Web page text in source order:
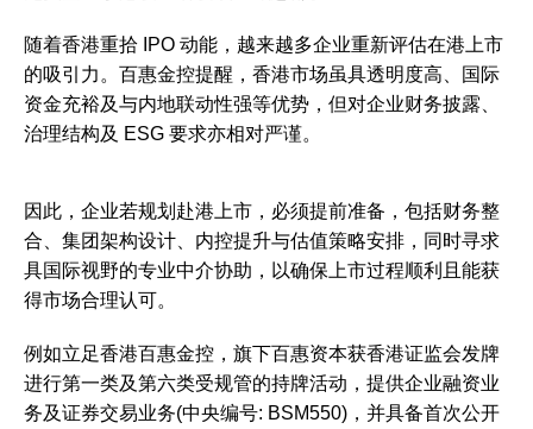
随着香港重拾 IPO 动能，越来越多企业重新评估在港上市
的吸引力。百惠金控提醒，香港市场虽具透明度高、国际
资金充裕及与内地联动性强等优势，但对企业财务披露、
治理结构及 ESG 要求亦相对严谨。
因此，企业若规划赴港上市，必须提前准备，包括财务整
合、集团架构设计、内控提升与估值策略安排，同时寻求
具国际视野的专业中介协助，以确保上市过程顺利且能获
得市场合理认可。
例如立足香港百惠金控，旗下百惠资本获香港证监会发牌
进行第一类及第六类受规管的持牌活动，提供企业融资业
务及证券交易业务(中央编号: BSM550)，并具备首次公开